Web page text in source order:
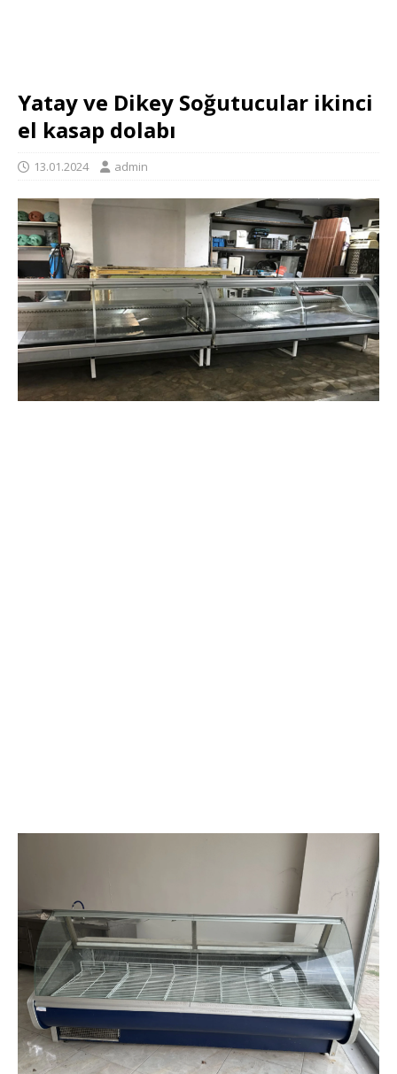
Yatay ve Dikey Soğutucular ikinci
el kasap dolabı
13.01.2024 admin